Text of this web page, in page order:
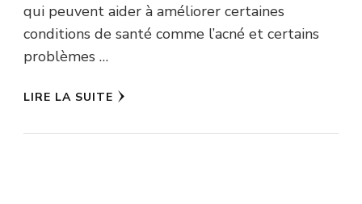
qui peuvent aider à améliorer certaines
conditions de santé comme l’acné et certains
problèmes …
LIRE LA SUITE